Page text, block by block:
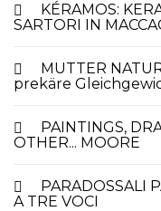
KÉRAMOS:
SARTORI IN
MUTTER
prekäre
PAINTINGS,
OTHER... MOORE
PARADOSSALI
A TRE VOCI